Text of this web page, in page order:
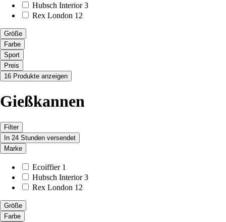
Hubsch Interior 3
Rex London 12
Größe
Farbe
Sport
Preis
16 Produkte anzeigen
Gießkannen
Filter
In 24 Stunden versendet
Marke
Ecoiffier 1
Hubsch Interior 3
Rex London 12
Größe
Farbe